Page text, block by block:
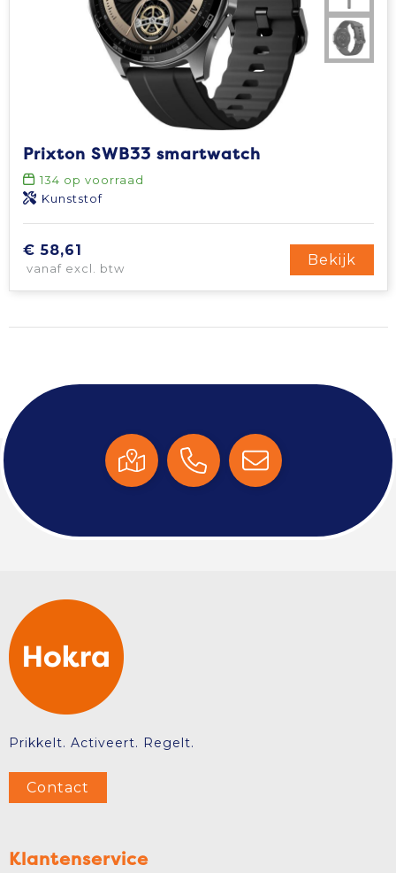
Prixton SWB33 smartwatch
134 op voorraad
Kunststof
€ 58,61
vanaf excl. btw
Bekijk
Prikkelt. Activeert. Regelt.
Contact
Klantenservice